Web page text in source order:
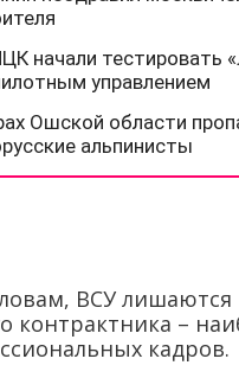
ВСУ лишаются
контрактника –
кадров.